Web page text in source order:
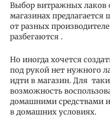
Выбор витражных лаков
магазинах предлагается
от разных
разбегаются .
Но иногда хочется
под рукой нет нужного
идти в магазин. Для
возможность
домашними средствами
в домашних условиях.